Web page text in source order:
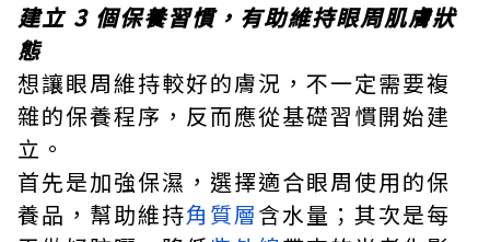
建立 3 個保養習慣，有助維持眼周肌膚狀
態
想讓眼周維持較好的膚況，不一定需要複
雜的保養程序，反而應從基礎習慣開始建
立。
首先是加強保濕，選擇適合眼周使用的保
養品，幫助維持角質層含水量；其次是每